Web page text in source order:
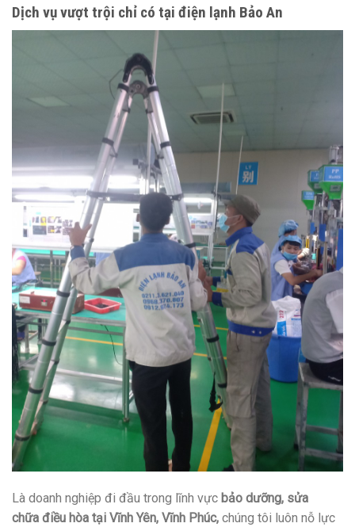
Dịch vụvượt trội chỉ có tại điện lạnh Bảo An
Là doanh nghiệp đi đầu trong lĩnh vực bảo dưỡng, sửa
chữa điều hòa tại Vĩnh Yên, Vĩnh Phúc, chúng tôi luôn nỗ lực